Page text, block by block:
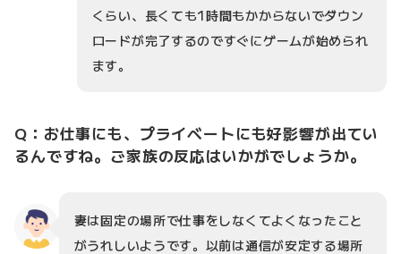
くらい、長くても1時間もかからないでダウン
ロードが完了するのですぐにゲームが始められ
ます。
Q：お仕事にも、プライベートにも好影響が出てい
るんですね。ご家族の反応はいかがでしょうか。
妻は固定の場所で仕事をしなくてよくなったこと
がうれしいようです。以前は通信が安定する場所